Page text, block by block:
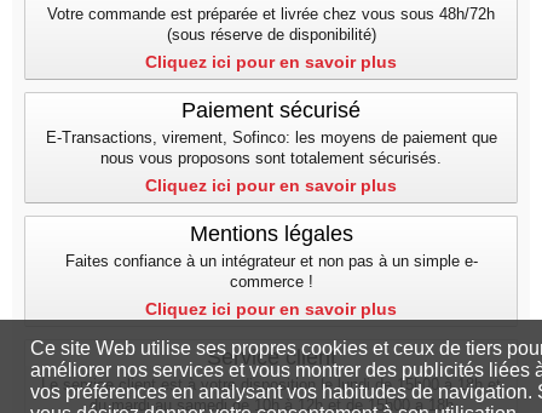
Votre commande est préparée et livrée chez vous sous 48h/72h
(sous réserve de disponibilité)
Cliquez ici pour en savoir plus
Paiement sécurisé
E-Transactions, virement, Sofinco: les moyens de paiement que
nous vous proposons sont totalement sécurisés.
Cliquez ici pour en savoir plus
Mentions légales
Faites confiance à un intégrateur et non pas à un simple e-
commerce !
Cliquez ici pour en savoir plus
Service client
Le service client est à votre disposition le lundi de 15h00 à 18h et
du mardi au samedi de 10h à 12h et de 15h00 a 18h
Ce site Web utilise ses propres cookies et ceux de tiers
améliorer nos services et vous montrer des publicités liées
vos préférences en analysant vos habitudes de navigation.